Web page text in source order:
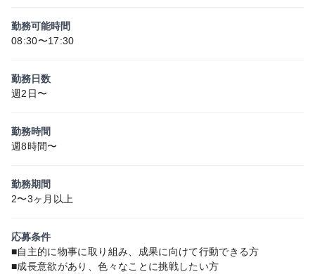
勤務可能時間
08:30〜17:30
勤務日数
週2日〜
勤務時間
週8時間〜
勤務期間
2〜3ヶ月以上
応募条件
■自主的に物事に取り組み、成果に向けて行動できる方
■成長意欲があり、色々なことに挑戦したい方